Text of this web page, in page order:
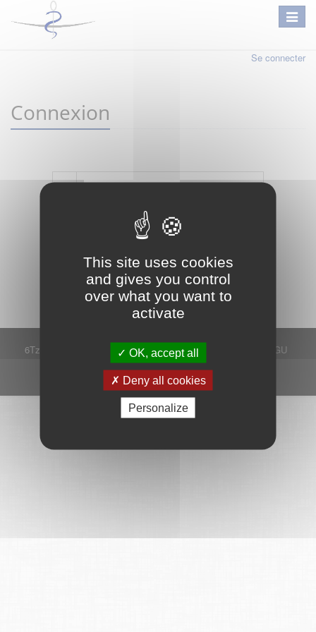
This site uses cookies
and gives you control
over what you want to
activate
OK, accept all
Deny all cookies
Personalize
Se connecter
Connexion
Mot de passe oublié ? Je crée mon compte
Connexion
6Tzen ©2015 - Tous droits réservés Mentions légales
CGU
Plan du site
FAQ
Contact
Ce service est proposé par6Tzen